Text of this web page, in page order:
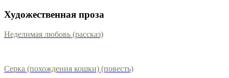
Художественная проза
Неделимая любовь (рассказ)
Серка (похождения кошки) (повесть)